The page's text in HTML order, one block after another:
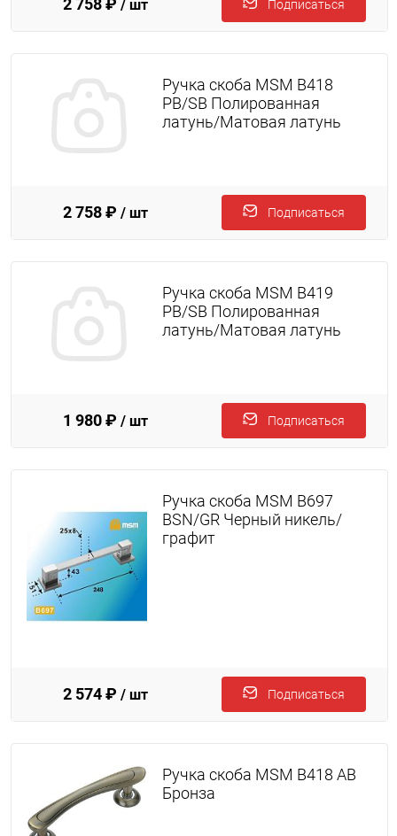
/ шт Подписаться
Ручка скоба MSM B418
PB/SB Полированная
латунь/Матовая латунь
2 758 ₽ / шт Подписаться
Ручка скоба MSM B419
PB/SB Полированная
латунь/Матовая латунь
1 980 ₽ / шт Подписаться
Ручка скоба MSM B697
BSN/GR Черный никель/
графит
2 574 ₽ / шт Подписаться
Ручка скоба MSM B418 AB
Бронза